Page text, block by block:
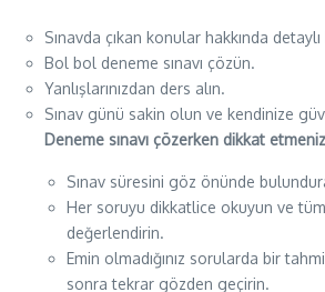
Sınavda çıkan konular hakkında
Bol bol deneme sınavı çözün.
Yanlışlarınızdan ders alın.
Sınav günü sakin olun ve kendinize
Deneme sınavı çözerken dikkat
Sınav süresini göz önünde
Her soruyu dikkatlice okuyun ve
değerlendirin.
Emin olmadığınız sorularda bir
sonra tekrar gözden geçirin.